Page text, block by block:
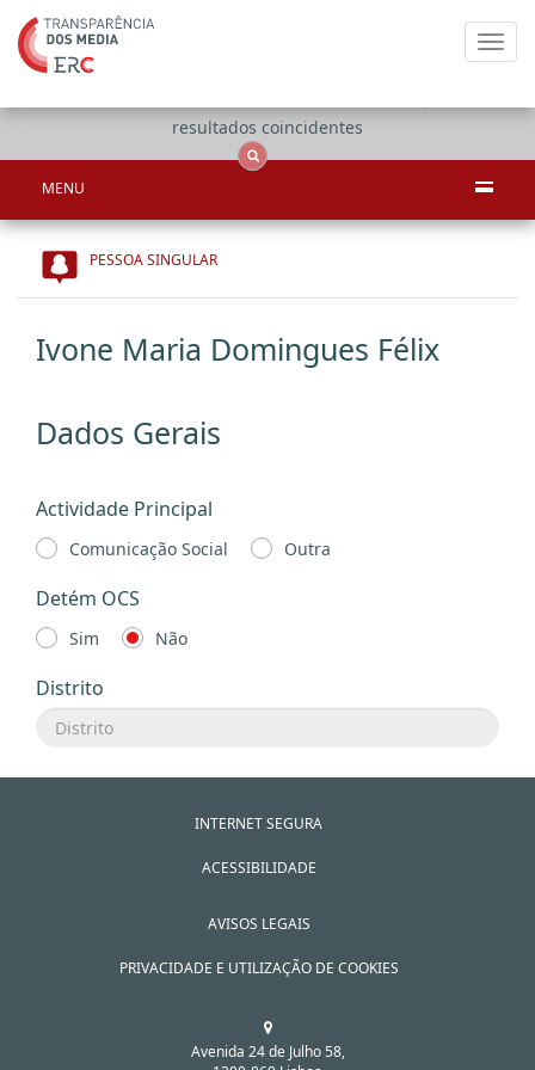
resultados coincidentes
MENU
PESSOA SINGULAR
Ivone Maria Domingues Félix
Dados Gerais
Actividade Principal
Comunicação Social Outra
Detém OCS
Sim Não
Distrito
INTERNET SEGURA
ACESSIBILIDADE
AVISOS LEGAIS
PRIVACIDADE E UTILIZAÇÃO DE COOKIES
Avenida 24 de Julho 58,